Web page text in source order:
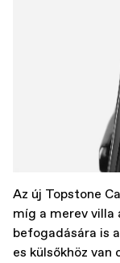
Az új Topstone
míg a merev villa
befogadására is
es külsőkhöz van